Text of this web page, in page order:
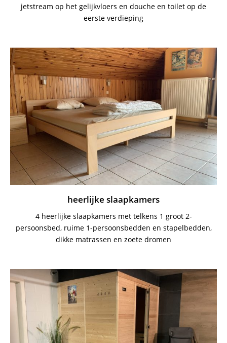
jetstream op het gelijkvloers en douche en toilet op de
eerste verdieping
heerlijke slaapkamers
4 heerlijke slaapkamers met telkens 1 groot 2-
persoonsbed, ruime 1-persoonsbedden en stapelbedden,
dikke matrassen en zoete dromen